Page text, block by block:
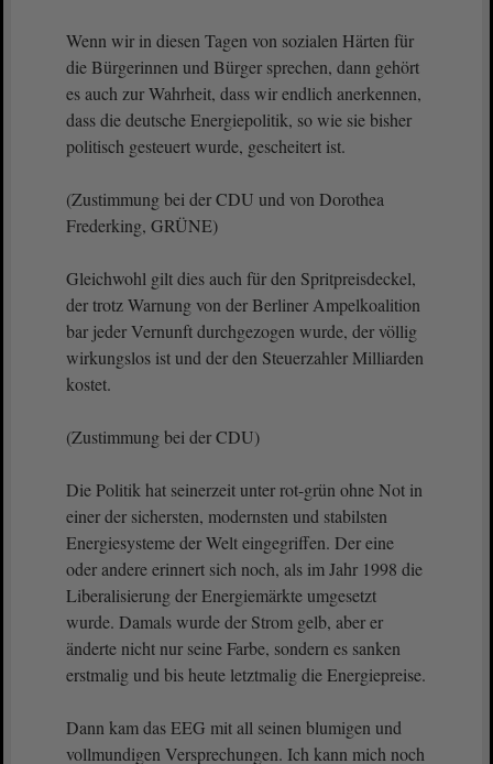
Wenn wir in diesen Tagen von sozialen Härten für
die Bürgerinnen und Bürger sprechen, dann gehört
es auch zur Wahrheit, dass wir endlich anerkennen,
dass die deutsche Energiepolitik, so wie sie bisher
politisch gesteuert wurde, gescheitert ist.
(Zustimmung bei der CDU und von Dorothea
Frederking, GRÜNE)
Gleichwohl gilt dies auch für den Spritpreisdeckel,
der trotz Warnung von der Berliner Ampelkoalition
bar jeder Vernunft durchgezogen wurde, der völlig
wirkungslos ist und der den Steuerzahler Milliarden
kostet.
(Zustimmung bei der CDU)
Die Politik hat seinerzeit unter rot-grün ohne Not in
einer der sichersten, modernsten und stabilsten
Energiesysteme der Welt eingegriffen. Der eine
oder andere erinnert sich noch, als im Jahr 1998 die
Liberalisierung der Energiemärkte umgesetzt
wurde. Damals wurde der Strom gelb, aber er
änderte nicht nur seine Farbe, sondern es sanken
erstmalig und bis heute letztmalig die Energiepreise.
Dann kam das EEG mit all seinen blumigen und
vollmundigen Versprechungen. Ich kann mich noch